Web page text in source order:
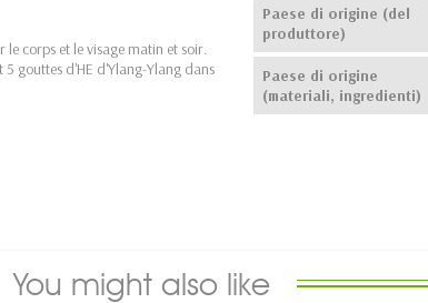
corps et le visage matin et soir.
gouttes d'HE d'Ylang-Ylang dans
Paese di origine (del
produttore)
Paese di origine
(materiali, ingredienti)
You might also like